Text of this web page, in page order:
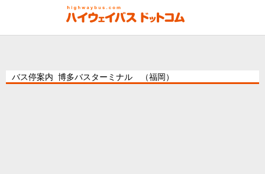
バス停案内 博多バスターミナル （福岡）